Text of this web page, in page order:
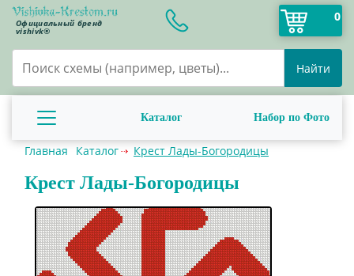
Официальный бренд
vishivk®
0
Найти
Каталог Набор по Фото
Главная Каталог Крест Лады-Богородицы
Крест Лады-Богородицы